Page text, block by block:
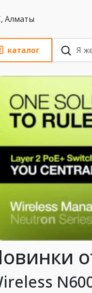
KZT, с НДС, Алматы
каталог